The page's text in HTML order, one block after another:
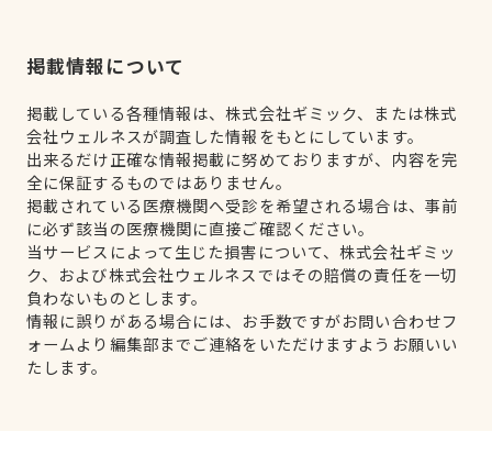
掲載情報について
掲載している各種情報は、株式会社ギミック、または株式
会社ウェルネスが調査した情報をもとにしています。
出来るだけ正確な情報掲載に努めておりますが、内容を完
全に保証するものではありません。
掲載されている医療機関へ受診を希望される場合は、事前
に必ず該当の医療機関に直接ご確認ください。
当サービスによって生じた損害について、株式会社ギミッ
ク、および株式会社ウェルネスではその賠償の責任を一切
負わないものとします。
情報に誤りがある場合には、お手数ですがお問い合わせフ
ォームより編集部までご連絡をいただけますようお願いい
たします。